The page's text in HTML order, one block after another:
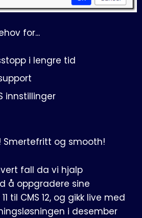
for...
i lengre tid
innstillinger
Smertefritt og smooth!
fall da vi hjalp
å oppgradere sine
til CMS 12, og gikk live med
i desember